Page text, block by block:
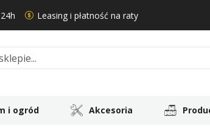
Leasing i płatność na raty
i ogród Akcesoria